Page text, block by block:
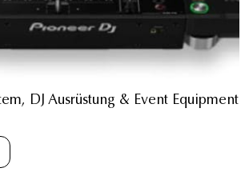
DJ Ausrüstung & Event Equipment